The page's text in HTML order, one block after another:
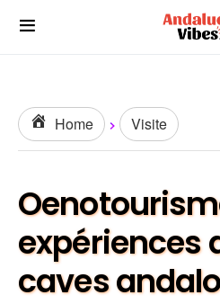
Home Visite
expériences
caves